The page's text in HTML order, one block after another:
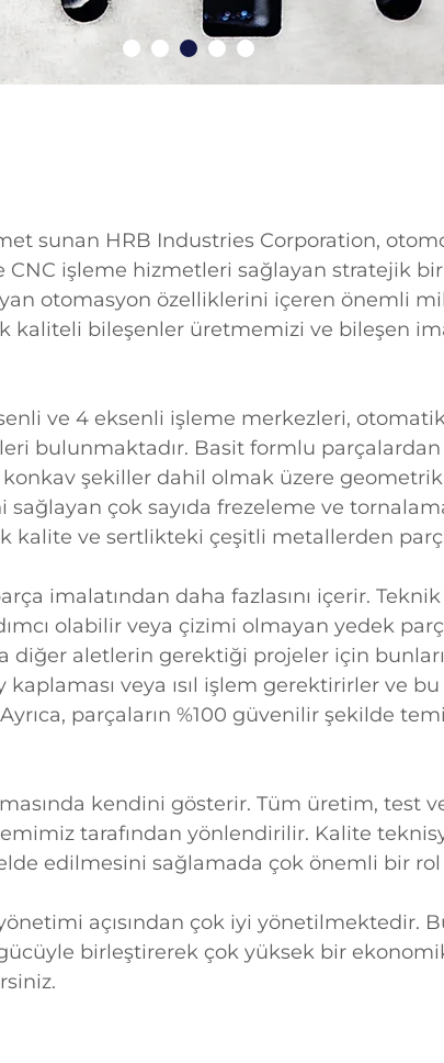
sunan HRB Industries Corporation,
işleme hizmetleri sağlayan stratejik bir
otomasyon özelliklerini içeren önemli
kaliteli bileşenler üretmemizi ve bileşen
ve 4 eksenli işleme merkezleri,
bulunmaktadır. Basit formlu parçalardan
şekiller dahil olmak üzere
çok sayıda frezeleme ve
kalite ve sertlikteki çeşitli metallerden
imalatından daha fazlasını içerir.
olabilir veya çizimi olmayan yedek
diğer aletlerin gerektiği projeler için
veya ısıl işlem gerektirirler ve
parçaların %100 güvenilir şekilde
kendini gösterir. Tüm üretim, test
tarafından yönlendirilir. Kalite
edilmesini sağlamada çok önemli bir rol
açısından çok iyi yönetilmektedir.
birleştirerek çok yüksek bir